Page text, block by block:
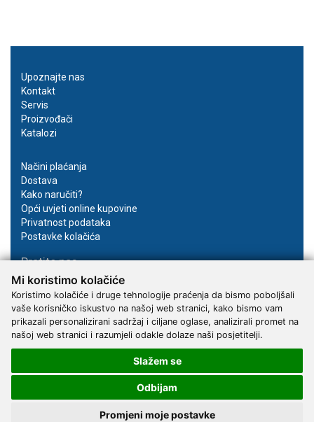
Mi koristimo kolačiće
Koristimo kolačiće i druge tehnologije praćenja da bismo poboljšali
vaše korisničko iskustvo na našoj web stranici, kako bismo vam
prikazali personalizirani sadržaj i ciljane oglase, analizirali promet na
našoj web stranici i razumjeli odakle dolaze naši posjetitelji.
Slažem se
Odbijam
Promjeni moje postavke
Upoznajte nas
Kontakt
Servis
Proizvođači
Katalozi
Načini plaćanja
Dostava
Kako naručiti?
Opći uvjeti online kupovine
Privatnost podataka
Postavke kolačića
Pratite nas
Facebook
Instagram
Youtube
2017 - 2026 © Kvantum-tim d.o.o.